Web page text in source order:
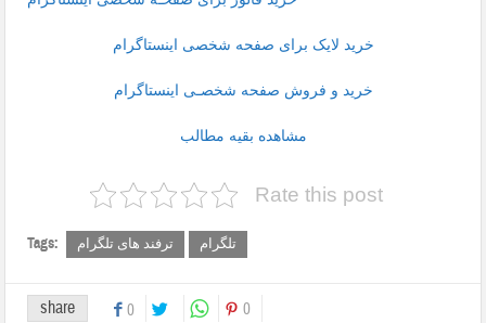
خرید لایک برای صفحه شخصی اینستاگرام
خرید و فروش صفحه شخصـی اینستاگرام
مشاهده بقیه مطالب
Rate this post
Tags: ترفند های تلگرام تلگرام
share 0 0